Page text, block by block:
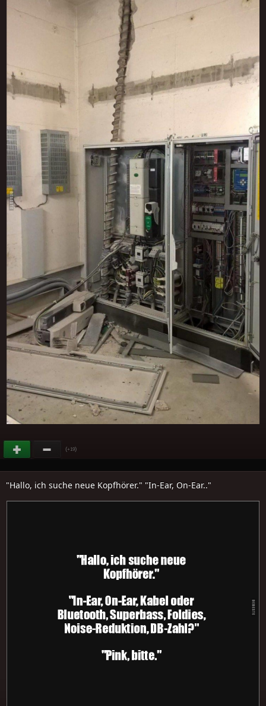
(+19)
"Hallo, ich suche neue Kopfhörer." "In-Ear, On-Ear.."